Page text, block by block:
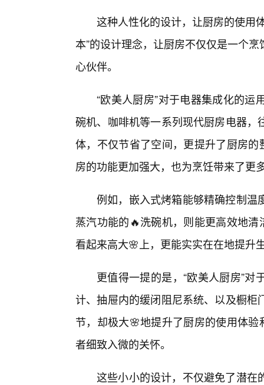
这种人性化的设计，让厨房的使用
本”的设计理念，让厨房不仅仅是一个
心伙伴。
“欧美人厨房”对于电器集成化的
碗机、咖啡机等一系列现代厨房电器
体，不仅节省了空间，更提升了厨房
房的功能更加强大，也为烹饪带来了更
例如，嵌入式烤箱能够精确控制温
蒸汽功能的🔥洗碗机，则能更高效地
看起来高大🌸上，更能实实在在地提升
更值得一提的是，“欧美人厨房”
计、抽屉内的缓闭阻尼系统、以及橱
节，却极大🌸地提升了厨房的使用体
者细致入微的关怀。
这些小小的设计，不仅避免了潜在